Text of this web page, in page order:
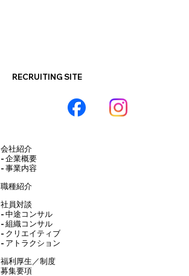
RECRUITING SITE
会社紹介
- 企業概要
- 事業内容
職種紹介
社員対談
- 中途コンサル
- 組織コンサル
- クリエイティブ
- アトラクション
福利厚生／制度
募集要項